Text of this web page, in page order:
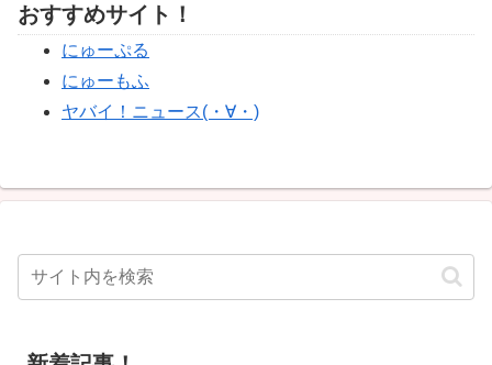
おすすめサイト！
にゅーぷる
にゅーもふ
ヤバイ！ニュース(・∀・)